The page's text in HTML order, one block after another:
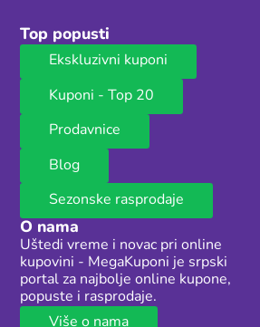
Top popusti
Ekskluzivni kuponi
Kuponi - Top 20
Prodavnice
Blog
Sezonske rasprodaje
O nama
Uštedi vreme i novac pri online
kupovini - MegaKuponi je srpski
portal za najbolje online kupone,
popuste i rasprodaje.
Više o nama